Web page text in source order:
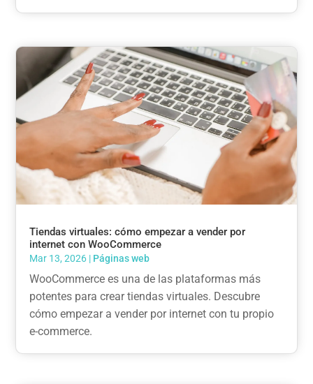
Tiendas virtuales: cómo empezar a vender por
internet con WooCommerce
Mar 13, 2026 | Páginas web
WooCommerce es una de las plataformas más
potentes para crear tiendas virtuales. Descubre
cómo empezar a vender por internet con tu propio
e-commerce.